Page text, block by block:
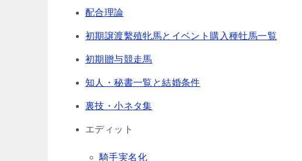
配合理論
初期譲渡繫殖牝馬とイベント購入種牡馬一覧
初期贈与競走馬
知人・秘書一覧と結婚条件
裏技・小ネタ集
エディット
騎手実名化